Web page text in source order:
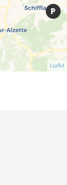
Leaflet